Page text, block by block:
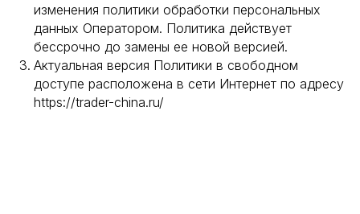
изменения политики обработки персональных
данных Оператором. Политика действует
бессрочно до замены ее новой версией.
Актуальная версия Политики в свободном
доступе расположена в сети Интернет по адресу
https://trader-china.ru/
ООО Гамбит (с НДС) ИНН 2222843735
ООО Караван (без НДС) ИНН 2225146838
Политика
конфиденциальности